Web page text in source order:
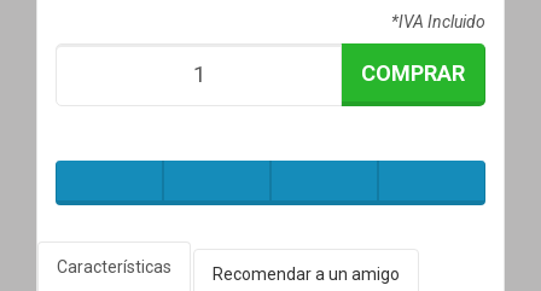
*IVA Incluido
COMPRAR
Características Recomendar a un amigo